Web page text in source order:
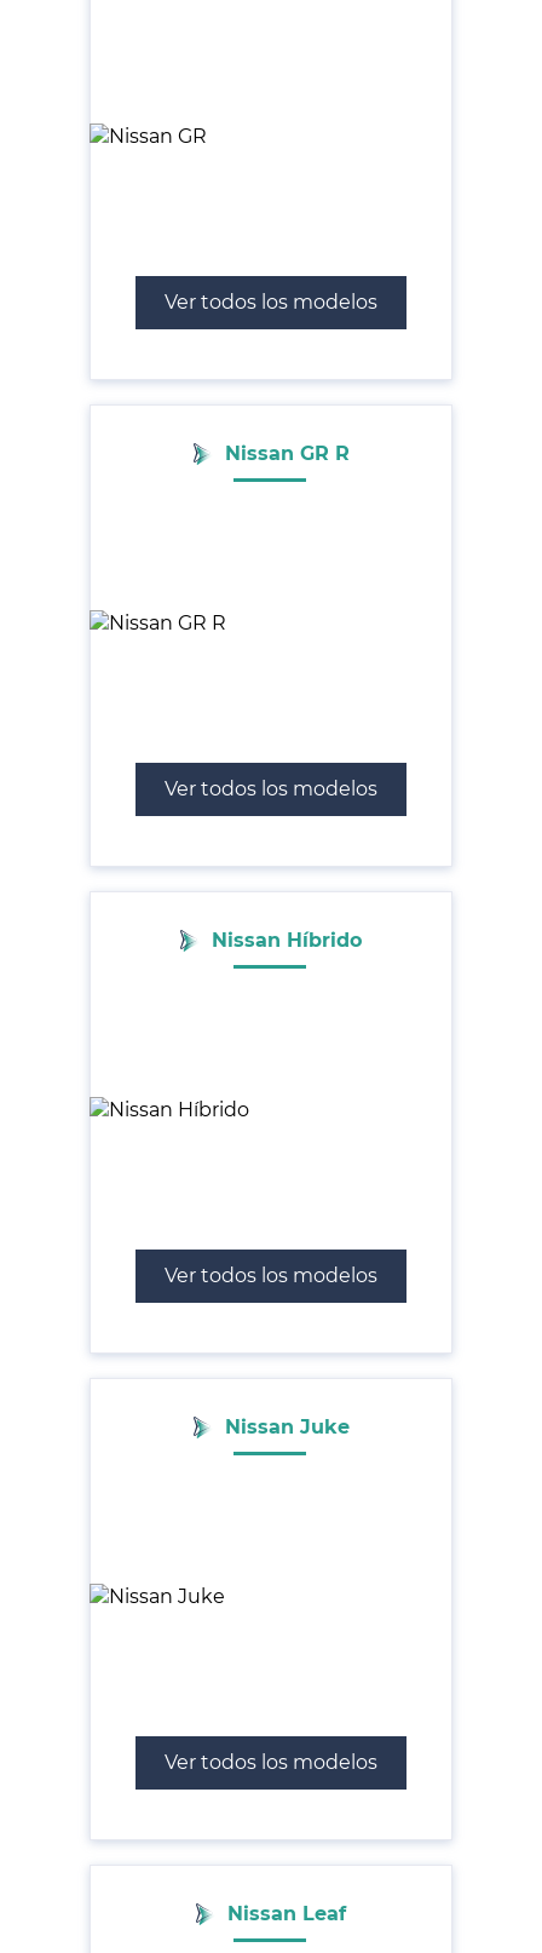
Ver todos los modelos
Nissan GR R
Ver todos los modelos
Nissan Híbrido
Ver todos los modelos
Nissan Juke
Ver todos los modelos
Nissan Leaf